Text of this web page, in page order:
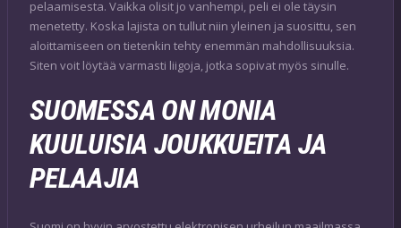
pelaamisesta. Vaikka olisit jo vanhempi, peli ei ole täysin
menetetty. Koska lajista on tullut niin yleinen ja suosittu, sen
aloittamiseen on tietenkin tehty enemmän mahdollisuuksia.
Siten voit löytää varmasti liigoja, jotka sopivat myös sinulle.
SUOMESSA ON MONIA
KUULUISIA JOUKKUEITA JA
PELAAJIA